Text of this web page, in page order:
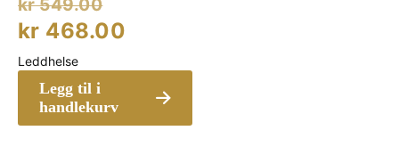
kr549.00
pris
kr 468.00
kr 468.00.
Legg til i
handlekurv
Leddhelse